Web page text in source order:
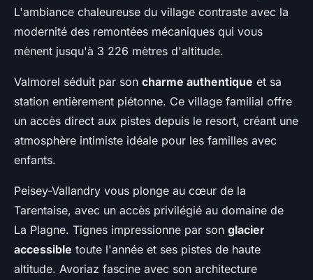
L'ambiance chaleureuse du village contraste avec la
modernité des remontées mécaniques qui vous
mènent jusqu'à 3 226 mètres d'altitude.
Valmorel séduit par son charme authentique et sa
station entièrement piétonne. Ce village familial offre
un accès direct aux pistes depuis le resort, créant une
atmosphère intimiste idéale pour les familles avec
enfants.
Peisey-Vallandry vous plonge au cœur de la
Tarentaise, avec un accès privilégié au domaine de
La Plagne. Tignes impressionne par son glacier
accessible toute l'année et ses pistes de haute
altitude. Avoriaz fascine avec son architecture